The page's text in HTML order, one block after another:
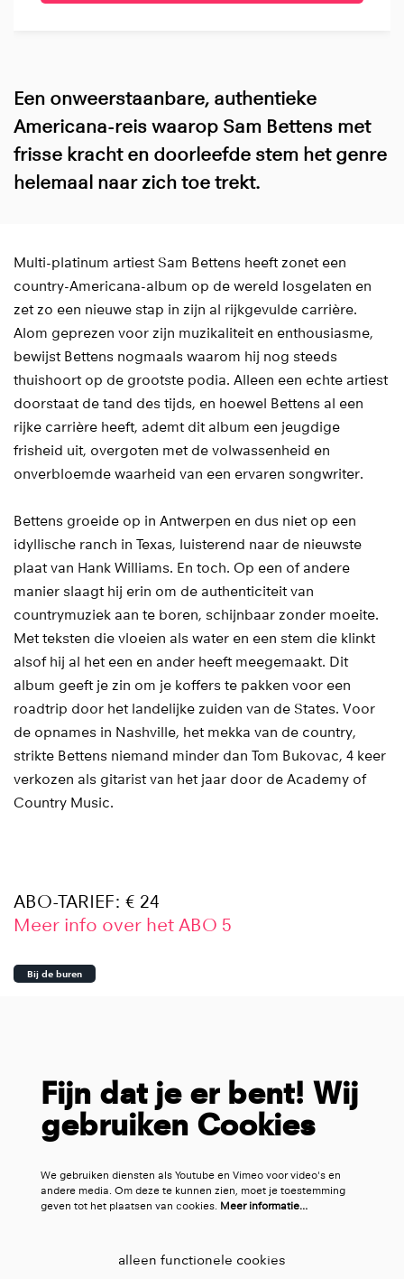
Een onweerstaanbare, authentieke
Americana-reis waarop Sam Bettens met
frisse kracht en doorleefde stem het genre
helemaal naar zich toe trekt.
Multi-platinum artiest Sam Bettens heeft zonet een
country-Americana-album op de wereld losgelaten en
zet zo een nieuwe stap in zijn al rijkgevulde carrière.
Alom geprezen voor zijn muzikaliteit en enthousiasme,
bewijst Bettens nogmaals waarom hij nog steeds
thuishoort op de grootste podia. Alleen een echte artiest
doorstaat de tand des tijds, en hoewel Bettens al een
rijke carrière heeft, ademt dit album een jeugdige
frisheid uit, overgoten met de volwassenheid en
onverbloemde waarheid van een ervaren songwriter.
Bettens groeide op in Antwerpen en dus niet op een
idyllische ranch in Texas, luisterend naar de nieuwste
plaat van Hank Williams. En toch. Op een of andere
manier slaagt hij erin om de authenticiteit van
countrymuziek aan te boren, schijnbaar zonder moeite.
Met teksten die vloeien als water en een stem die klinkt
alsof hij al het een en ander heeft meegemaakt. Dit
album geeft je zin om je koffers te pakken voor een
roadtrip door het landelijke zuiden van de States. Voor
de opnames in Nashville, het mekka van de country,
strikte Bettens niemand minder dan Tom Bukovac, 4 keer
verkozen als gitarist van het jaar door de Academy of
Country Music.
ABO-TARIEF: € 24
Meer info over het ABO 5
Bij de buren
Fijn dat je er bent! Wij
gebruiken Cookies
We gebruiken diensten als Youtube en Vimeo voor video's en
andere media. Om deze te kunnen zien, moet je toestemming
geven tot het plaatsen van cookies. Meer informatie…
alleen functionele cookies